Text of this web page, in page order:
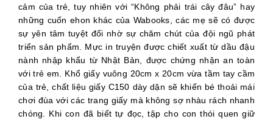
cảm của trẻ, tuy nhiên với “Không phải trái cây đâu” hay
những cuốn ehon khác của Wabooks, các mẹ sẽ có được
sự yên tâm tuyệt đối nhờ sự chăm chút của đội ngũ phát
triển sản phẩm. Mực in truyện được chiết xuất từ dầu đậu
nành nhập khẩu từ Nhật Bản, được chứng nhận an toàn
với trẻ em. Khổ giấy vuông 20cm x 20cm vừa tầm tay cầm
của trẻ, chất liệu giấy C150 dày dặn sẽ khiến bé thoải mái
chơi đùa với các trang giấy mà không sợ nhàu rách nhanh
chóng. Khi con đã biết tự đọc, tập cho con thói quen giữ